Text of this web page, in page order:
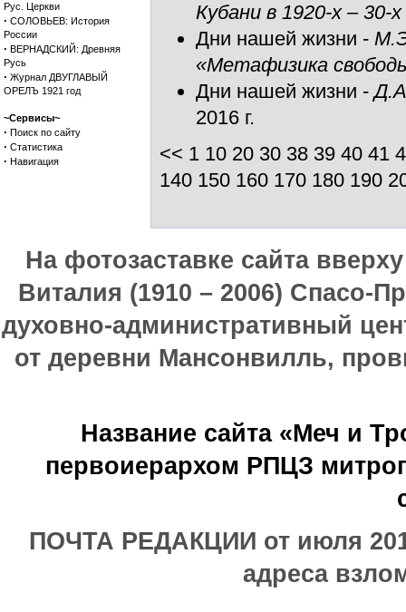
Рус. Церкви
· СОЛОВЬЕВ: История
России
· ВЕРНАДСКИЙ: Древняя
Русь
· Журнал ДВУГЛАВЫЙ
ОРЕЛЪ 1921 год
~Сервисы~
· Поиск по сайту
· Статистика
· Навигация
Кубани в 1920-х – 30-
Дни нашей жизни -
«Метафизика
Дни нашей жизни -
2016 г.
<< 1 10 20 30 38 39 40 41
140 150 160 170 180 190
На фотозаставке сайта
Виталия (1910 – 2006) Спасо-
духовно-административный
от деревни Мансонвилль,
Название сайта «Меч и
первоиерархом РПЦЗ
ПОЧТА РЕДАКЦИИ от июля
адреса